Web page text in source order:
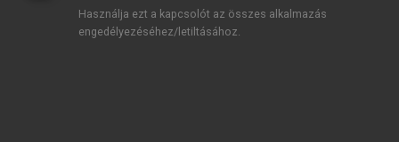
Használja ezt a kapcsolót az összes alkalmazás
engedélyezéséhez/letiltásához.